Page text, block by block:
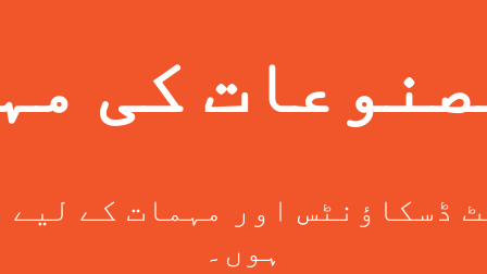
کی
ڈسکاؤنٹس اور مہمات کے لیے
ہوں۔